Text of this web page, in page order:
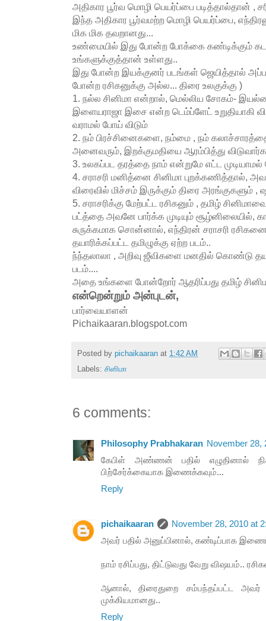
அதிகார பூர்வ மொழி பெயர்ப்பை படித்தால்தான் ,
இந்த அதிகார பூர்வமற்ற மொழி பெயர்ப்பை,
மிக மிக தவறானது...
உண்மையில் இது போன்ற போக்கை கண்டிக்கும்
உங்களுக்குத்தான் உள்ளது..
இது போன்ற இயக்குனர் படங்கள் ஜெயித்தால்
போன்ற ரசிகனுக்கு அல்ல... திரை உலகுக்கு )
1. நல்ல சினிமா என்றால், மெல்லிய சோகம்-
இளையராஜா இசை என்ற டெம்ப்ளேட் உறுதியாகி
வராமல் போய் விடும்
2. நம் பிரச்சினைகளை, நம்மை , நம் கலாச்சாரத்தை
அனைவரும், இறக்குமதியை ஆரம்பித்து
3. உலகப்பட தரத்தை நாம் என்றுமே எட்ட முடியாமல்
4. சராசரி மனித்னை சினிமா புறக்கணித்தால்,
விரைவில் மிச்சம் இருக்கும் திரை அரங்குகளும் ,
5. சராசரிக்கு மேற்பட்ட ரசிகனும் , தமிழ்
பட்த்தை அவனே பார்க்க முடியும் சூழ்னிலையில்,
சுருக்கமாக சொன்னால், எந்திரன் சராசரி
தயாரிக்கப்பட்ட தமிழுக்கு ஏற்ற படம்..
ந்ந்தலாலா , அறிவு ஜீவிகளை மனதில் கொண்டு
படம்....
அதை உங்களை போன்றோர் ஆதரிப்பது தமிழ்
என்றென்றும் அன்புடன்,
பார்வையாளன்
Pichaikaaran.blogspot.com
Posted by pichaikaaran at 1:42 AM
Labels: சினிமா
6 comments:
Philosophy Prabhakaran November 28,
கேபிள் அண்ணன் பதில் எழுதினால்
பிற்சேர்க்கையாக இணைக்கவும்...
Reply
pichaikaaran
November 28, 2010 at
அவர் பதில் அனுப்பினால், கண்டிப்பாக
நாம் ரசிப்பது, திட்டுவது வேறு விஷயம்..
ஆனால், திரைதுறை சம்பந்தப்பட்ட
முக்கியமானது..
Reply